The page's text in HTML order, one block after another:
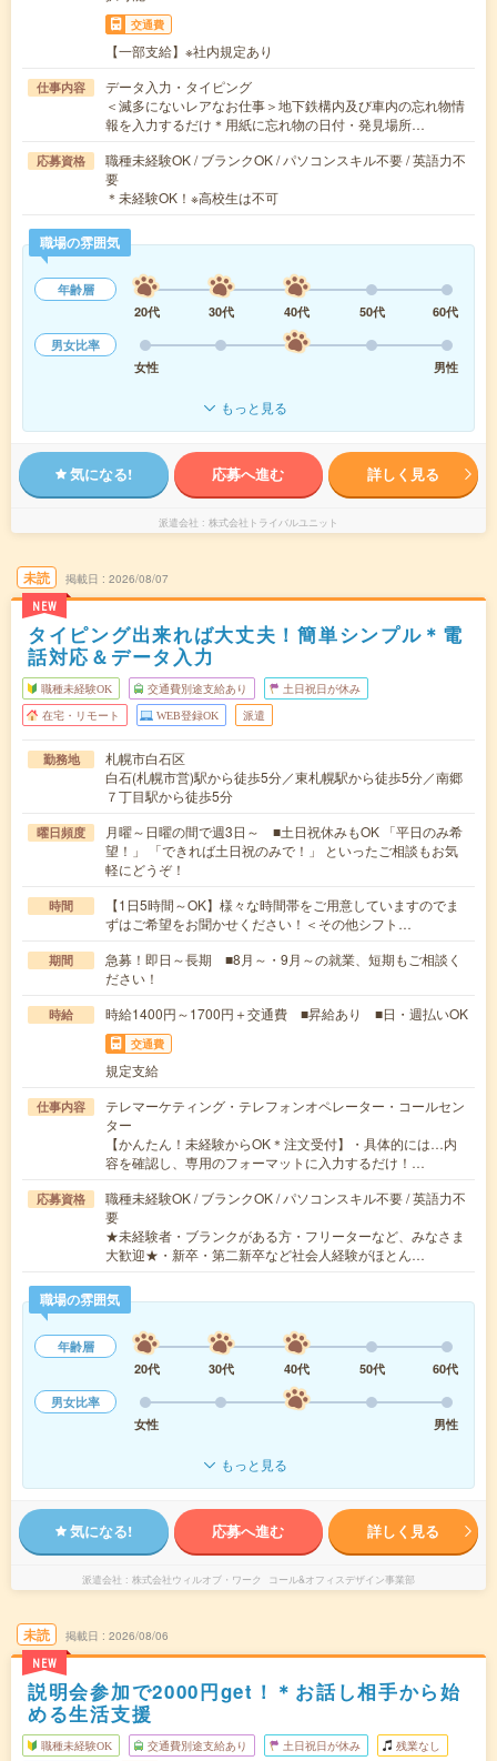
交通費
【一部支給】※社内規定あり
仕事内容
データ入力・タイピング
＜滅多にないレアなお仕事＞地下鉄構内及び車内の忘れ物情
報を入力するだけ＊用紙に忘れ物の日付・発見場所…
応募資格
職種未経験OK / ブランクOK / パソコンスキル不要 / 英語力不
要
＊未経験OK！※高校生は不可
職場の雰囲気
年齢層
20代
30代 40代 50代
60代
男女比率
女性
男性
もっと見る
気になる! 応募へ進む 詳しく見る
派遣会社 株式会社トライバルユニット
未読
NEW
掲載日 2026/08/07
タイピング出来れば大丈夫！簡単シンプル＊電
話対応＆データ入力
職種未経験OK 交通費別途支給あり 土日祝日が休み
在宅・リモート WEB登録OK 派遣
勤務地
札幌市白石区
白石(札幌市営)駅から徒歩5分／東札幌駅から徒歩5分／南郷
７丁目駅から徒歩5分
曜日頻度
月曜～日曜の間で週3日～ ■土日祝休みもOK 「平日のみ希
望！」 「できれば土日祝のみで！」 といったご相談もお気
軽にどうぞ！
時間
【1日5時間～OK】様々な時間帯をご用意していますのでま
ずはご希望をお聞かせください！＜その他シフト…
期間
急募！即日～長期 ■8月～・9月～の就業、短期もご相談く
ださい！
時給 時給1400円～1700円＋交通費 ■昇給あり ■日・週払いOK
交通費
規定支給
仕事内容
テレマーケティング・テレフォンオペレーター・コールセン
ター
【かんたん！未経験からOK＊注文受付】・具体的には…内
容を確認し、専用のフォーマットに入力するだけ！…
応募資格
職種未経験OK / ブランクOK / パソコンスキル不要 / 英語力不
要
★未経験者・ブランクがある方・フリーターなど、みなさま
大歓迎★・新卒・第二新卒など社会人経験がほとん…
職場の雰囲気
年齢層
20代
30代 40代 50代
60代
男女比率
女性
男性
もっと見る
気になる! 応募へ進む 詳しく見る
派遣会社 株式会社ウィルオブ・ワーク コール&オフィスデザイン事業部
未読
NEW
掲載日 2026/08/06
説明会参加で2000円get！＊お話し相手から始
める生活支援
職種未経験OK 交通費別途支給あり 土日祝日が休み 残業なし